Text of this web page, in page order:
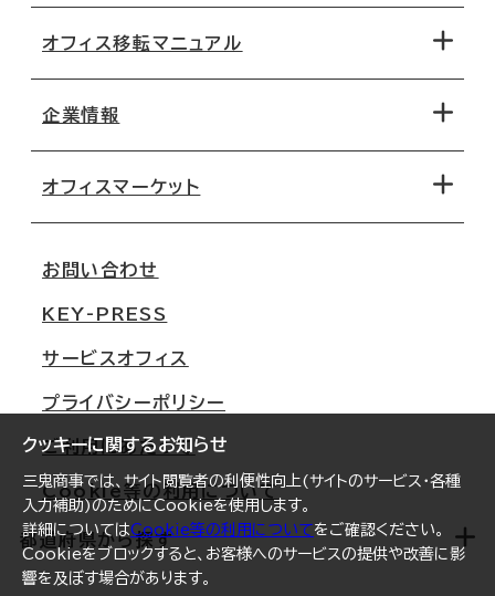
クッキーに関するお知らせ
三鬼商事では、サイト閲覧者の利便性向上(サイトのサービス・各種
入力補助)のためにCookieを使用します。
詳細についてはCookie等の利用についてをご確認ください。
Cookieをブロックすると、お客様へのサービスの提供や改善に影
響を及ぼす場合があります。
地図から探す
路線・駅から探す
オフィス移転マニュアル
移転コストシミュレーション
移転スケジュール
オフィス移転Q&A
企業情報
オフィスマーケット
大阪
名古屋
札幌
仙台
横浜
福岡
オフィスリポート
お問い合わせ
KEY-PRESS
サービスオフィス
プライバシーポリシー
ご利用にあたって
Cookie等の利用について
都道府県から探す